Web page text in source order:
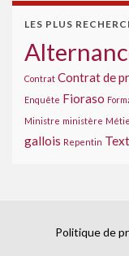
LES PLUS
Contrat Contrat de
Enquête Fioraso
Ministre ministère
gallois Repentin
Politique de